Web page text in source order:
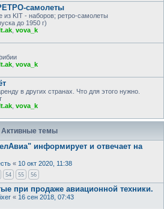
самолеты
KIT - наборов; ретро-самолеты
до 1950 г)
vova_k
vova_k
в других странах. Что для этого нужно.
vova_k
Активные темы
информирует и отвечает на
« 10 окт 2020, 11:38
54 55 56
при продаже авиационной техники.
« 16 сен 2018, 07:43